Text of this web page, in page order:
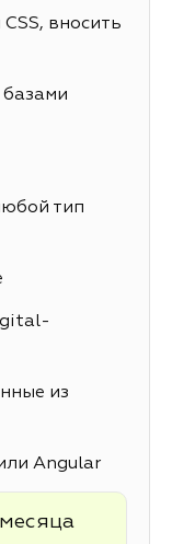
вносить
тип
из
Angular